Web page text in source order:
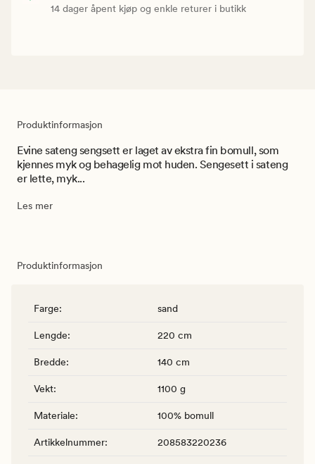
14 dager åpent kjøp og enkle returer i butikk
Produktinformasjon
Evine sateng sengsett er laget av ekstra fin bomull, som
kjennes myk og behagelig mot huden. Sengesett i sateng
er lette, myk...
Les mer
Produktinformasjon
Farge: sand
Lengde: 220 cm
Bredde: 140 cm
Vekt: 1100 g
Materiale: 100% bomull
Artikkelnummer: 208583220236